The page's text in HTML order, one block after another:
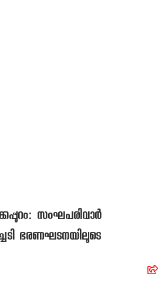
സംഘപരിവാര്‍
ഭരണഘടനയിലൂടെ